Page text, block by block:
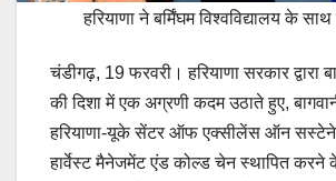
हरियाणा ने बर्मिंघम विश्वविद्यालय के
चंडीगढ़, 19 फरवरी। हरियाणा सरकार द्वारा
की दिशा में एक अग्रणी कदम उठाते हुए,
हरियाणा-यूके सेंटर ऑफ एक्सीलेंस ऑन
हार्वेस्ट मैनेजमेंट एंड कोल्ड चेन स्थापित करने के